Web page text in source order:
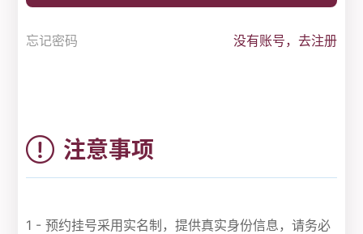
忘记密码 没有账号，去注册
注意事项
1 - 预约挂号采用实名制，提供真实身份信息，请务必